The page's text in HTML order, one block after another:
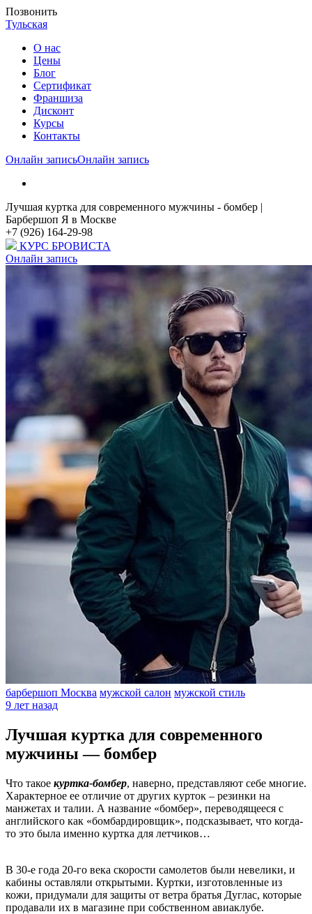
Позвонить
Тульская
О нас
Цены
Блог
Cертификат
Франшиза
Дисконт
Курсы
Контакты
Онлайн записьОнлайн запись
Лучшая куртка для современного мужчины - бомбер |
Барбершоп Я в Москве
+7 (926) 164-29-98
КУРС БРОВИСТА
Онлайн запись
барбершоп Москва мужской салон мужской стиль
9 лет назад
Лучшая куртка для современного
мужчины — бомбер
Что такое куртка-бомбер, наверно, представляют себе многие.
Характерное ее отличие от других курток – резинки на
манжетах и талии. А название «бомбер», переводящееся с
английского как «бомбардировщик», подсказывает, что когда-
то это была именно куртка для летчиков…
В 30-е года 20-го века скорости самолетов были невелики, и
кабины оставляли открытыми. Куртки, изготовленные из
кожи, придумали для защиты от ветра братья Дуглас, которые
продавали их в магазине при собственном авиаклубе.